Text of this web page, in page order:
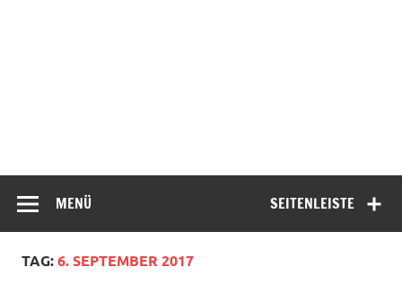
SEITENLEISTE
MENÜ
TAG:6. SEPTEMBER 2017